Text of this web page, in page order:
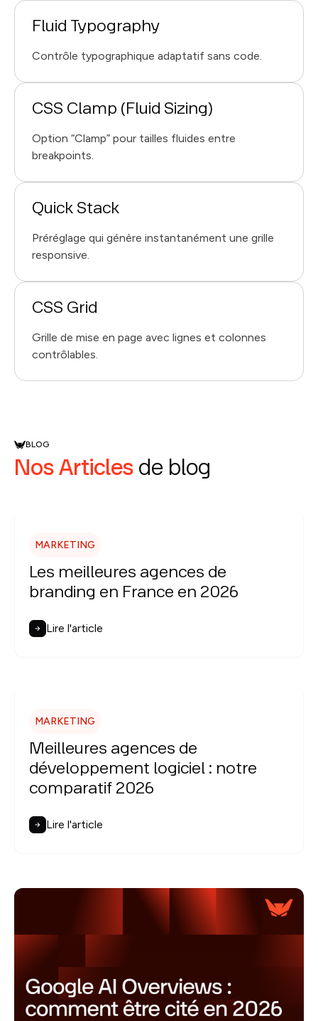
Fluid Typography
Contrôle typographique adaptatif sans code.
CSS Clamp (Fluid Sizing)
Option “Clamp” pour tailles fluides entre
breakpoints.
Quick Stack
Préréglage qui génère instantanément une grille
responsive.
CSS Grid
Grille de mise en page avec lignes et colonnes
contrôlables.
BLOG
Nos Articles de blog
MARKETING
Les meilleures agences de
branding en France en 2026
Lire l'article
MARKETING
Meilleures agences de
développement logiciel : notre
comparatif 2026
Lire l'article